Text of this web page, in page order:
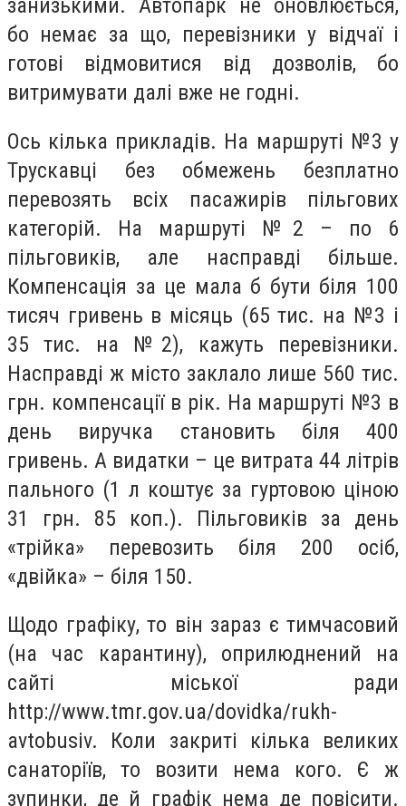
занизькими. Автопарк не оновлюється,
бо немає за що, перевізники у відчаї і
готові відмовитися від дозволів, бо
витримувати далі вже не годні.
Ось кілька прикладів. На маршруті №3 у
Трускавці без обмежень безплатно
перевозять всіх пасажирів пільгових
категорій. На маршруті №2 – по 6
пільговиків, але насправді більше.
Компенсація за це мала б бути біля 100
тисяч гривень в місяць (65 тис. на №3 і
35 тис. на №2), кажуть перевізники.
Насправді ж місто заклало лише 560 тис.
грн. компенсації в рік. На маршруті №3 в
день виручка становить біля 400
гривень. А видатки – це витрата 44 літрів
пального (1 л коштує за гуртовою ціною
31 грн. 85 коп.). Пільговиків за день
«трійка» перевозить біля 200 осіб,
«двійка» – біля 150.
Щодо графіку, то він зараз є тимчасовий
(на час карантину), оприлюднений на
сайті міської ради
http://www.tmr.gov.ua/dovidka/rukh-
avtobusiv. Коли закриті кілька великих
санаторіїв, то возити нема кого. Є ж
зупинки, де й графік нема де повісити.